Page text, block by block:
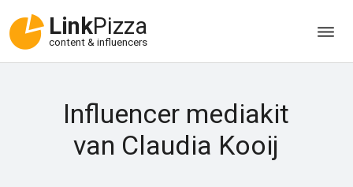
LinkPizza
content & influencers
Influencer mediakit
van Claudia Kooij